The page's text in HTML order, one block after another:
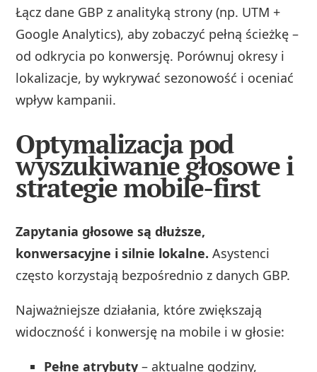
Łącz dane GBP z analityką strony (np. UTM +
Google Analytics), aby zobaczyć pełną ścieżkę –
od odkrycia po konwersję. Porównuj okresy i
lokalizacje, by wykrywać sezonowość i oceniać
wpływ kampanii.
Optymalizacja pod
wyszukiwanie głosowe i
strategie mobile-first
Zapytania głosowe są dłuższe,
konwersacyjne i silnie lokalne. Asystenci
często korzystają bezpośrednio z danych GBP.
Najważniejsze działania, które zwiększają
widoczność i konwersję na mobile i w głosie:
Pełne atrybuty – aktualne godziny,